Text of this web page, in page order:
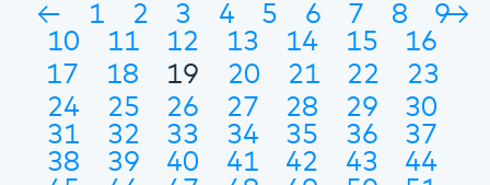
← 1 2 3 4 5 6 7 8
9
10
11 12 13 14 15
16
17
18 19 20 21 22
23
24
25 26 27 28 29
30
31
32 33 34 35 36
37
38
39 40 41 42 43
44
→